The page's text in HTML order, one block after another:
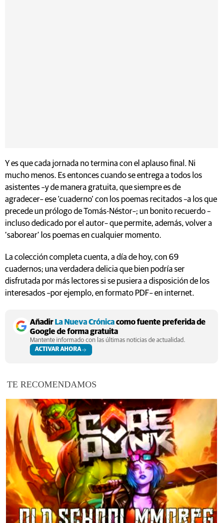
Y es que cada jornada no termina con el aplauso final. Ni
mucho menos. Es entonces cuando se entrega a todos los
asistentes –y de manera gratuita, que siempre es de
agradecer– ese ‘cuaderno’ con los poemas recitados –a los que
precede un prólogo de Tomás-Néstor–; un bonito recuerdo –
incluso dedicado por el autor– que permite, además, volver a
‘saborear’ los poemas en cualquier momento.
La colección completa cuenta, a día de hoy, con 69
cuadernos; una verdadera delicia que bien podría ser
disfrutada por más lectores si se pusiera a disposición de los
interesados –por ejemplo, en formato PDF– en internet.
Añadir La Nueva Crónicacomo fuente preferida de
Google de forma gratuita
Mantente informado con las últimas noticias de actualidad.
ACTIVAR AHORA
TE RECOMENDAMOS